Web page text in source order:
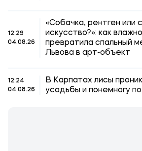
12:29
04.08.26
«Собачка, рентген или
искусство?»: как
превратила спальный
Львова в арт-объект
12:24
04.08.26
В Карпатах лисы
усадьбы и понемногу